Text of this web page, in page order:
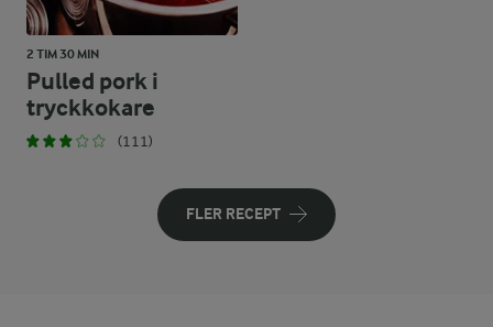
2 TIM 30 MIN
Pulled pork i
tryckkokare
(111)
FLER RECEPT